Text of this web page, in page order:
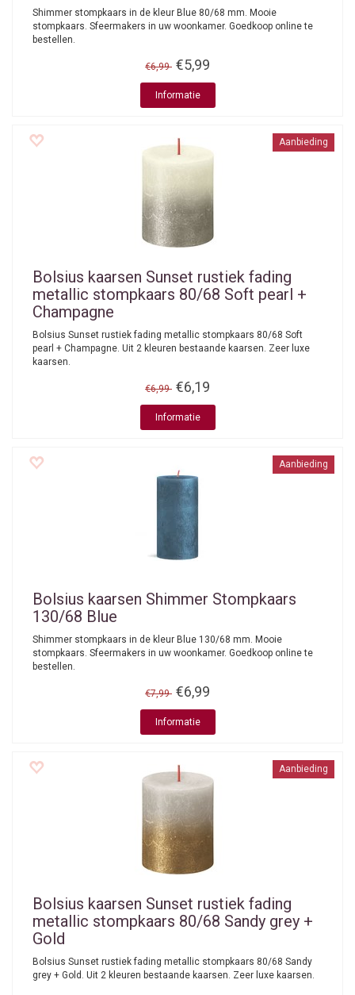
Shimmer stompkaars in de kleur Blue 80/68 mm. Mooie
stompkaars. Sfeermakers in uw woonkamer. Goedkoop online te
bestellen.
€6,99 €5,99
Informatie
Aanbieding
Bolsius kaarsen Sunset rustiek fading
metallic stompkaars 80/68 Soft pearl +
Champagne
Bolsius Sunset rustiek fading metallic stompkaars 80/68 Soft
pearl + Champagne. Uit 2 kleuren bestaande kaarsen. Zeer luxe
kaarsen.
€6,99 €6,19
Informatie
Aanbieding
Bolsius kaarsen Shimmer Stompkaars
130/68 Blue
Shimmer stompkaars in de kleur Blue 130/68 mm. Mooie
stompkaars. Sfeermakers in uw woonkamer. Goedkoop online te
bestellen.
€7,99 €6,99
Informatie
Aanbieding
Bolsius kaarsen Sunset rustiek fading
metallic stompkaars 80/68 Sandy grey +
Gold
Bolsius Sunset rustiek fading metallic stompkaars 80/68 Sandy
grey + Gold. Uit 2 kleuren bestaande kaarsen. Zeer luxe kaarsen.